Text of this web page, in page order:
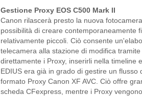
Gestione Proxy EOS C500 Mark II
Canon rilascerà presto la nuova
possibilità di creare contemporaneamente
relativamente piccoli. Ciò consente
telecamera alla stazione di modifica
direttamente i Proxy, inserirli nella timeline
EDIUS era già in grado di gestire un flusso
formato Proxy Canon XF AVC. Ciò offre
scheda CFexpress, mentre i Proxy